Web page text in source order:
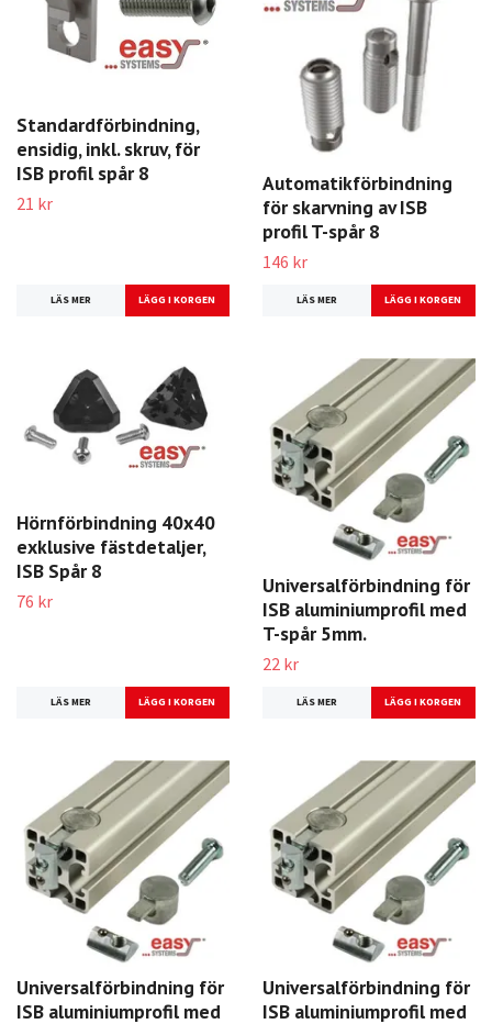
Standardförbindning,
ensidig, inkl. skruv, för
ISB profil spår 8
21 kr
LÄS MER
Automatikförbindning
för skarvning av ISB
profil T-spår 8
146 kr
LÄS MER
Hörnförbindning 40x40
exklusive fästdetaljer,
ISB Spår 8
76 kr
LÄS MER
Universalförbindning för
ISB aluminiumprofil med
T-spår 5mm.
22 kr
LÄS MER
Universalförbindning för
ISB aluminiumprofil med
Universalförbindning för
ISB aluminiumprofil med